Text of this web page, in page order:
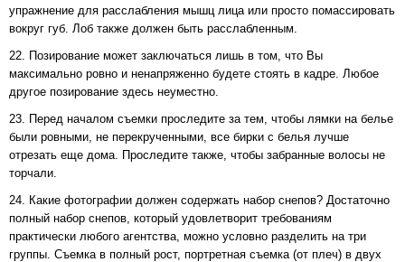
упражнение для расслабления мышц лица или просто помассировать
вокруг губ. Лоб также должен быть расслабленным.
22. Позирование может заключаться лишь в том, что Вы
максимально ровно и ненапряженно будете стоять в кадре. Любое
другое позирование здесь неуместно.
23. Перед началом съемки проследите за тем, чтобы лямки на белье
были ровными, не перекрученными, все бирки с белья лучше
отрезать еще дома. Проследите также, чтобы забранные волосы не
торчали.
24. Какие фотографии должен содержать набор снепов? Достаточно
полный набор снепов, который удовлетворит требованиям
практически любого агентства, можно условно разделить на три
группы. Съемка в полный рост, портретная съемка (от плеч) в двух